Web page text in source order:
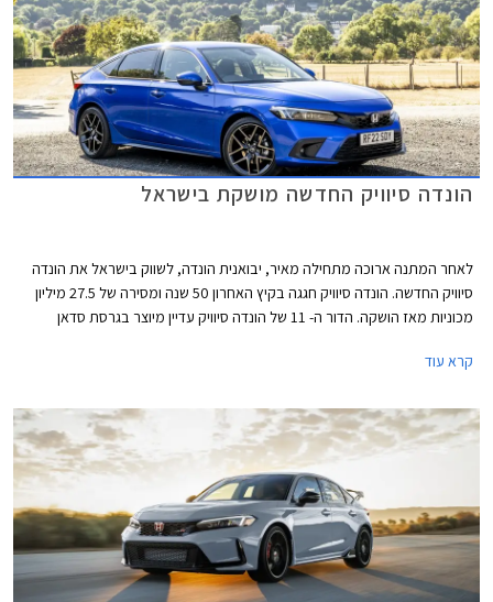
הונדה סיוויק החדשה מושקת בישראל
לאחר המתנה ארוכה מתחילה מאיר, יבואנית הונדה, לשווק בישראל את הונדה
סיוויק החדשה. הונדה סיוויק חגגה בקיץ האחרון 50 שנה ומסירה של 27.5 מיליון
מכוניות מאז הושקה. הדור ה- 11 של הונדה סיוויק עדיין מיוצר בגרסת סדאן
ובגרסת האצ'בק אירופאית המוצעת באופן בלעדי עם יחידת הנעה היברידית
מצניחה בכמות המסירות עקב צמצום מבחר הדגמים והקצאות נמוכות לשוק
המקומי. לאור תג המחיר הגבוה של הונדה סיוויק החדשה אנחנו מעריכים בצער
שהיא לא תצליח לשנות את התמונה באופן מהותי.
קרא עוד